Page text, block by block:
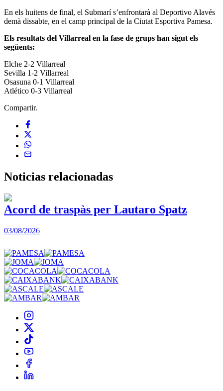
En els huitens de final, el Submarí s’enfrontarà al Deportivo Alavés
demà dissabte, en el camp principal de la Ciutat Esportiva Pamesa.
Els resultats del Villarreal en la fase de grups han sigut els
següents:
Elche 2-2 Villarreal
Sevilla 1-2 Villarreal
Osasuna 0-1 Villarreal
Atlético 0-3 Villarreal
Compartir.
Noticias relacionadas
Acord de traspàs per Lautaro Spatz
03/08/2026